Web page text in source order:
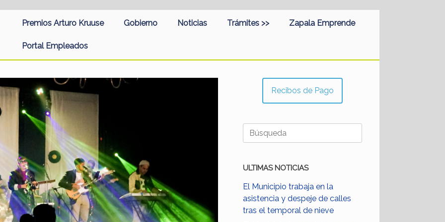
Premios Arturo Kruuse Gobierno Noticias Trámites >> Zapala Emprende
Portal Empleados
Recibos de Pago
Buscar:
ULTIMAS NOTICIAS
El Municipio trabaja en la
asistencia y despeje de calles
tras el temporal de nieve